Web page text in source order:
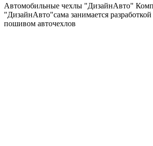
Автомобильные чехлы "ДизайнАвто"
"ДизайнАвто"сама занимается
пошивом авточехлов